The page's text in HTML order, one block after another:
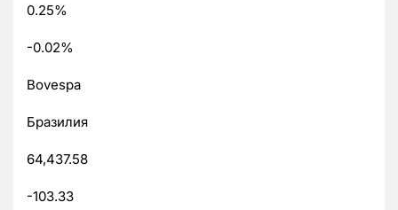
0.25%
-0.02%
Bovespa
Бразилия
64,437.58
-103.33